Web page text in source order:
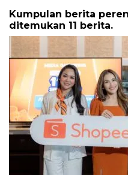
Kumpulan berita
ditemukan 11 berita.